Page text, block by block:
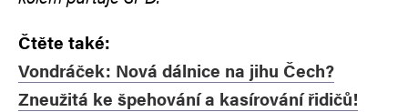
Čtěte také:
Vondráček: Nová dálnice na jihu Čech?
Zneužitá ke špehování a kasírování řidičů!